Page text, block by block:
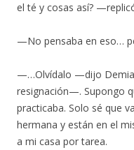
el té y cosas así?
—No pensaba en eso…
—…Olvídalo —dijo
resignación—. Supongo
practicaba. Solo sé que
hermana y están en el
a mi casa por tarea.